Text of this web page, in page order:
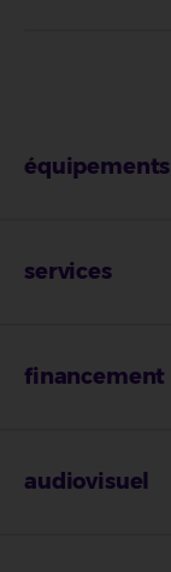
équipements
services
financement
audiovisuel